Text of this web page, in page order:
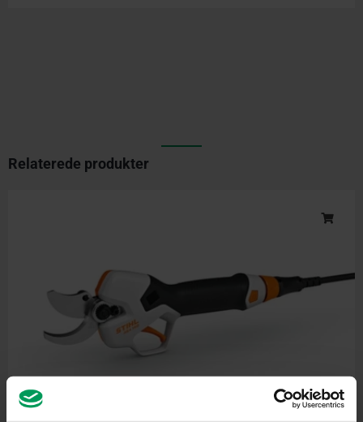
Relaterede produkter